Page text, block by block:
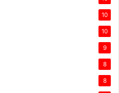
10
10
9
8
8